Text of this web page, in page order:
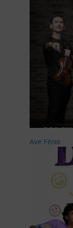
Ave Fénix